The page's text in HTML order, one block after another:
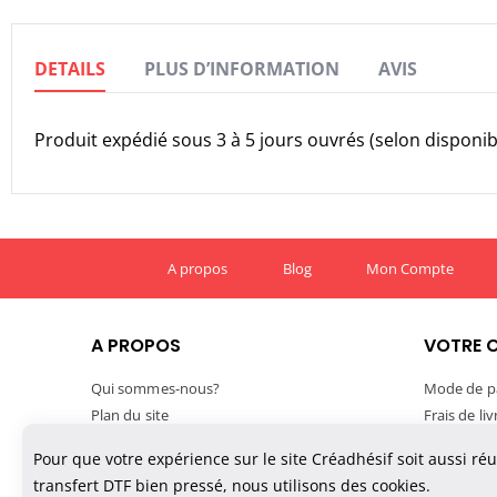
gallery
DETAILS
Produit expédié sous 3 à 5 jours ouvrés (selon
PLUS D’INFORMATION AVIS
A propos Blog Mon Compte
A PROPOS
Qui sommes-nous?
Plan du site
Conditions générales de vente
VOTRE
Mode de
Frais de
Suivre
Pour que votre expérience sur le site Créadhésif soit aussi
transfert DTF bien pressé, nous utilisons des cookies.